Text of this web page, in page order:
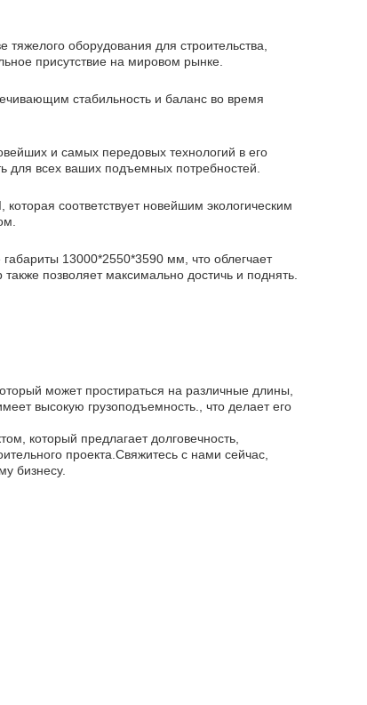
оборудования для строительства,
присутствие на мировом рынке.
стабильность и баланс во время
и самых передовых технологий в его
для всех ваших подъемных потребностей.
соответствует новейшим экологическим
13000*2550*3590 мм, что облегчает
позволяет максимально достичь и поднять.
может простираться на различные длины,
высокую грузоподъемность., что делает его
который предлагает долговечность,
проекта.Свяжитесь с нами сейчас,
бизнесу.